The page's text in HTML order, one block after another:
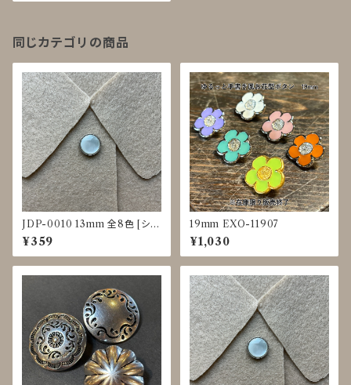
同じカテゴリの商品
JDP-0010 13mm 全8色 [シェ
ル調][裏足ボタン][ブラウス]
¥359
19mm EXO-11907
¥1,030